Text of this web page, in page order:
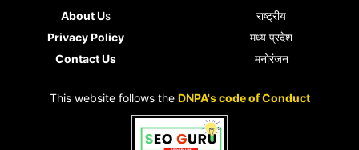
About Us
Privacy Policy
Contact Us
राष्ट्रीय
मध्य प्रदेश
मनोरंजन
This website follows the DNPA's code of Conduct